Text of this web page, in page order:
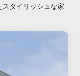
タイリッシュな家